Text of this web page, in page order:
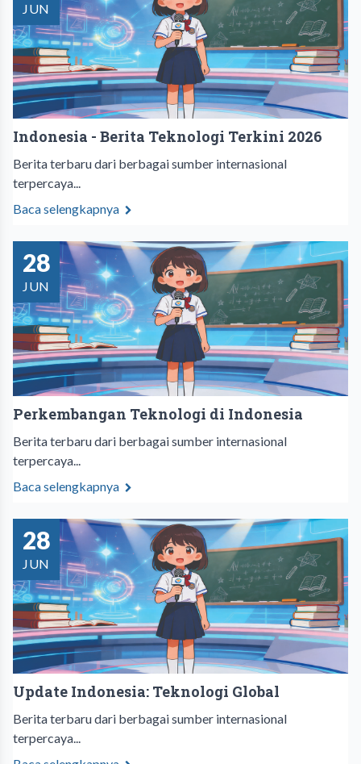
JUN
Indonesia - Berita Teknologi Terkini 2026
Berita terbaru dari berbagai sumber internasional
terpercaya...
Baca selengkapnya
28
JUN
Perkembangan Teknologi di Indonesia
Berita terbaru dari berbagai sumber internasional
terpercaya...
Baca selengkapnya
28
JUN
Update Indonesia: Teknologi Global
Berita terbaru dari berbagai sumber internasional
terpercaya...